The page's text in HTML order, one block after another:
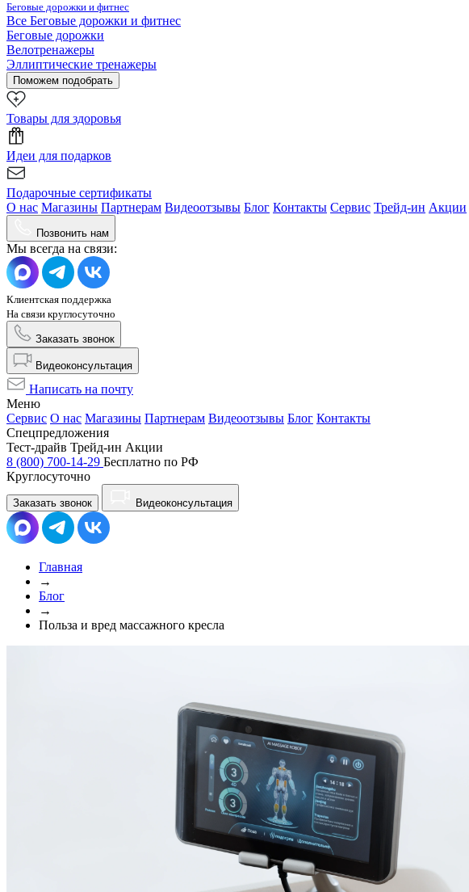
Беговые дорожки и фитнес
Все Беговые дорожки и фитнес
Беговые дорожки
Велотренажеры
Эллиптические тренажеры
Поможем подобрать
Товары для здоровья
Идеи для подарков
Подарочные сертификаты
О нас Магазины Партнерам Видеоотзывы Блог Контакты Сервис Трейд-ин Акции
Позвонить нам
Мы всегда на связи:
Клиентская поддержка
На связи круглосуточно
Заказать звонок
Видеоконсультация
Написать на почту
Меню
Сервис О нас Магазины Партнерам Видеоотзывы Блог Контакты
Спецпредложения
Тест-драйв Трейд-ин Акции
8 (800) 700-14-29 Бесплатно по РФ
Круглосуточно
Заказать звонок Видеоконсультация
Главная
→
Блог
→
Польза и вред массажного кресла